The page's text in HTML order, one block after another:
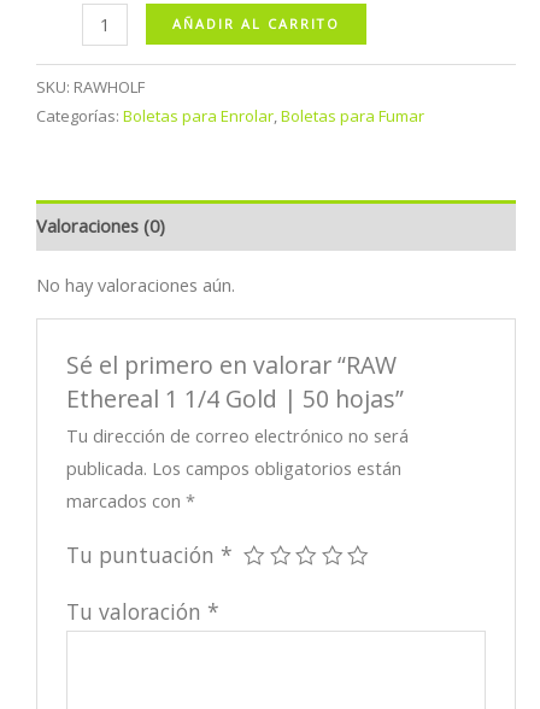
Ethereal
1
1/4
hojas
cantidad
AÑADIR AL CARRITO
SKU: RAWHOLF
Categorías: Boletas para Enrolar,Boletas para Fumar
Valoraciones (0)
No hay valoraciones aún.
Sé el primero en valorar “RAW
Ethereal 1 1/4 Gold | 50 hojas”
Tu dirección de correo electrónico no será
publicada. Los campos obligatorios están
marcados con*
Tu puntuación *
Tu valoración *